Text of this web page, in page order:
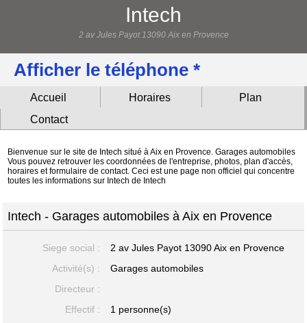
Intech
2 av Jules Payot 13090 Aix en Provence
Afficher le téléphone *
Accueil Horaires
Plan
Contact
Bienvenue sur le site de Intech situé à Aix en Provence. Garages automobiles
Vous pouvez retrouver les coordonnées de l'entreprise, photos, plan d'accès,
horaires et formulaire de contact. Ceci est une page non officiel qui concentre
toutes les informations sur Intech de Intech
Intech - Garages automobiles à Aix en Provence
Siege social : 2 av Jules Payot 13090 Aix en Provence
Activité(s) :
Garages automobiles
Directeur :
Effectif :
1 personne(s)